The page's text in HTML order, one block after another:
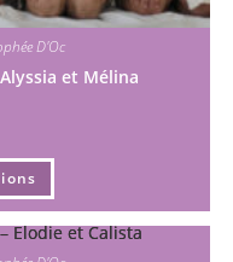
D'Oc
et Mélina
Ce
a
plusieurs
variations.